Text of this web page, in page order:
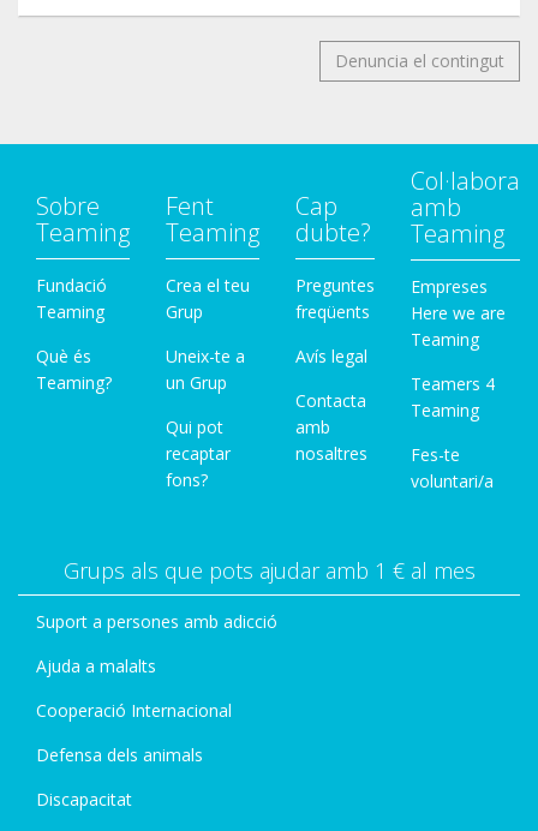
Denuncia el contingut
Sobre
Teaming
Fundació
Teaming
Què és
Teaming?
Fent
Teaming
Crea el teu
Grup
Uneix-te a
un Grup
Qui pot
recaptar
fons?
Cap
dubte?
Preguntes
freqüents
Avís legal
Contacta
amb
nosaltres
Col·labora
amb
Teaming
Empreses
Here we are
Teaming
Teamers 4
Teaming
Fes-te
voluntari/a
Grups als que pots ajudar amb 1 € al mes
Suport a persones amb adicció
Ajuda a malalts
Cooperació Internacional
Defensa dels animals
Discapacitat